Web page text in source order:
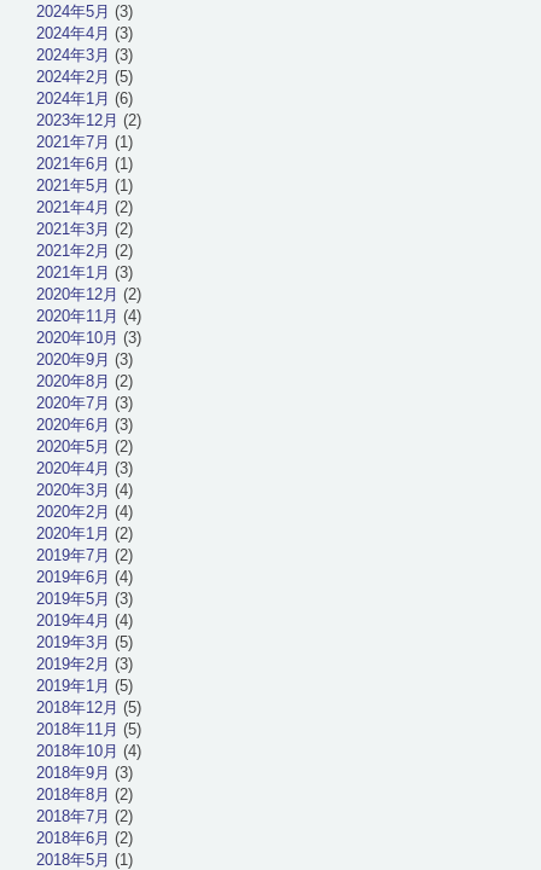
2024年5月 (3)
2024年4月 (3)
2024年3月 (3)
2024年2月 (5)
2024年1月 (6)
2023年12月 (2)
2021年7月 (1)
2021年6月 (1)
2021年5月 (1)
2021年4月 (2)
2021年3月 (2)
2021年2月 (2)
2021年1月 (3)
2020年12月 (2)
2020年11月 (4)
2020年10月 (3)
2020年9月 (3)
2020年8月 (2)
2020年7月 (3)
2020年6月 (3)
2020年5月 (2)
2020年4月 (3)
2020年3月 (4)
2020年2月 (4)
2020年1月 (2)
2019年7月 (2)
2019年6月 (4)
2019年5月 (3)
2019年4月 (4)
2019年3月 (5)
2019年2月 (3)
2019年1月 (5)
2018年12月 (5)
2018年11月 (5)
2018年10月 (4)
2018年9月 (3)
2018年8月 (2)
2018年7月 (2)
2018年6月 (2)
2018年5月 (1)